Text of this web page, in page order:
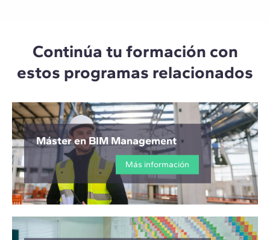
Continúa tu formación con
estos programas relacionados
Máster en BIM Management
Más información